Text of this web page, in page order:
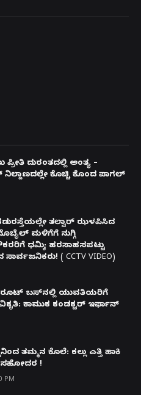
ದುರಂತದಲ್ಲಿ ಅಂತ್ಯ –
ಕೊಚ್ಚಿ ಕೊಂದ ಪಾಗಲ್
ತಲ್ವಾರ್ ಝಳಪಿಸಿದ
ಮಳಿಗೆಗೆ ನುಗ್ಗಿ
ಧಮ್ಕಿ; ಹರಸಾಹಸಪಟ್ಟು
( CCTV VIDEO)
ರೂಟ್ ಬಸ್‌ನಲ್ಲಿ ಯುವತಿಯರಿಗೆ
ಕಾಮುಕ ಕಂಡಕ್ಟರ್ ಇರ್ಫಾನ್
ತಮ್ಮನ ಕೊಲೆ: ಕಲ್ಲು ಎತ್ತಿ ಹಾಕಿ
ಸಹೋದರ !
PM